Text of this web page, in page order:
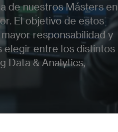
de nuestros Másters en
El objetivo de estos
responsabilidad y
elegir entre los distintos
Data & Analytics,